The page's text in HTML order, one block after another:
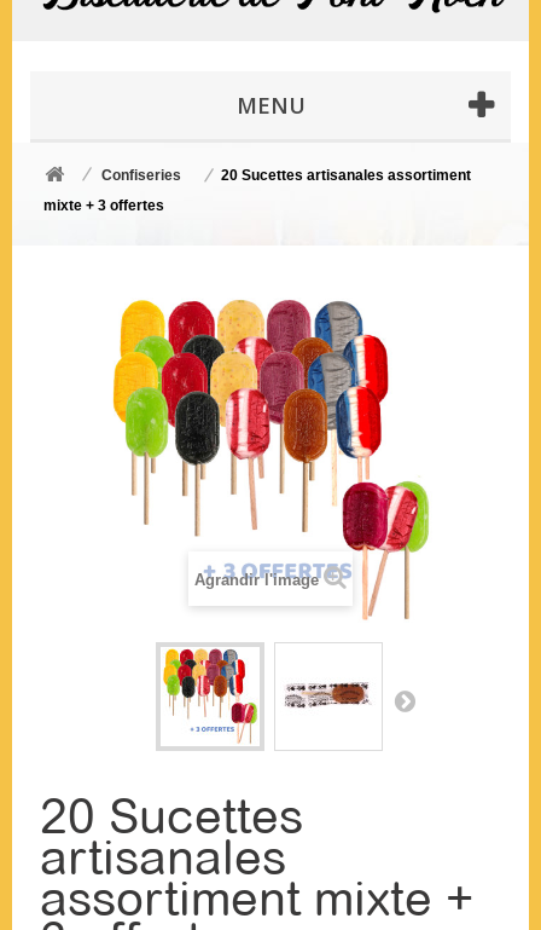
MENU
Confiseries
20 Sucettes artisanales assortiment
mixte + 3 offertes
Agrandir l'image
20 Sucettes
artisanales
assortiment mixte +